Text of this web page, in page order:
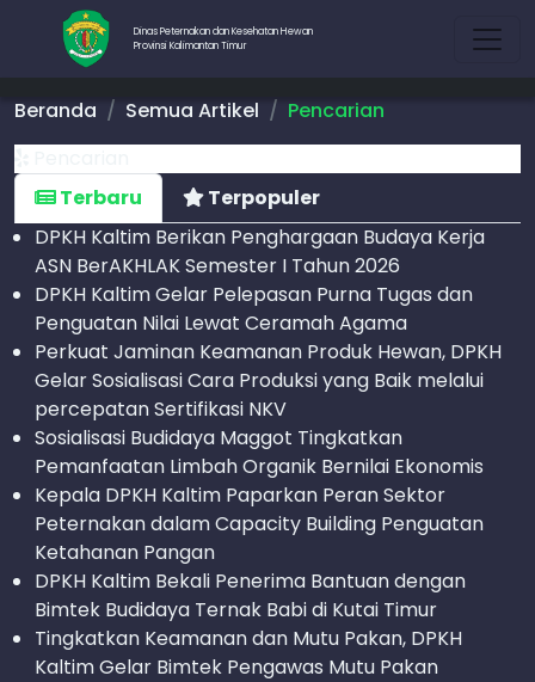
Dinas Peternakan dan Kesehatan Hewan
Provinsi Kalimantan Timur
Beranda Semua Artikel
Pencarian
Terbaru
Terpopuler
DPKH Kaltim Berikan Penghargaan Budaya Kerja
ASN BerAKHLAK Semester I Tahun 2026
DPKH Kaltim Gelar Pelepasan Purna Tugas dan
Penguatan Nilai Lewat Ceramah Agama
Perkuat Jaminan Keamanan Produk Hewan, DPKH
Gelar Sosialisasi Cara Produksi yang Baik melalui
percepatan Sertifikasi NKV
Sosialisasi Budidaya Maggot Tingkatkan
Pemanfaatan Limbah Organik Bernilai Ekonomis
Kepala DPKH Kaltim Paparkan Peran Sektor
Peternakan dalam Capacity Building Penguatan
Ketahanan Pangan
DPKH Kaltim Bekali Penerima Bantuan dengan
Bimtek Budidaya Ternak Babi di Kutai Timur
Tingkatkan Keamanan dan Mutu Pakan, DPKH
Kaltim Gelar Bimtek Pengawas Mutu Pakan